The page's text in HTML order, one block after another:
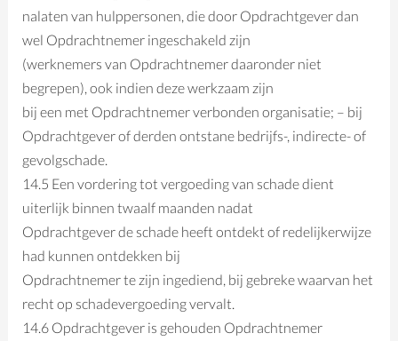
nalaten van hulppersonen, die door Opdrachtgever dan
wel Opdrachtnemer ingeschakeld zijn
(werknemers van Opdrachtnemer daaronder niet
begrepen), ook indien deze werkzaam zijn
bij een met Opdrachtnemer verbonden organisatie; – bij
Opdrachtgever of derden ontstane bedrijfs-, indirecte- of
gevolgschade.
14.5 Een vordering tot vergoeding van schade dient
uiterlijk binnen twaalf maanden nadat
Opdrachtgever de schade heeft ontdekt of redelijkerwijze
had kunnen ontdekken bij
Opdrachtnemer te zijn ingediend, bij gebreke waarvan het
recht op schadevergoeding vervalt.
14.6 Opdrachtgever is gehouden Opdrachtnemer